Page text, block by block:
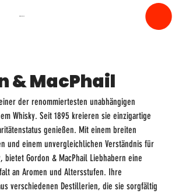
spiritfly
& MacPhail
der renommiertesten unabhängigen
Whisky. Seit 1895 kreieren sie einzigartige
genießen. Mit einem breiten
und einem unvergleichlichen Verständnis für
bietet Gordon & MacPhail Liebhabern eine
an Aromen und Altersstufen. Ihre
verschiedenen Destillerien, die sie sorgfältig